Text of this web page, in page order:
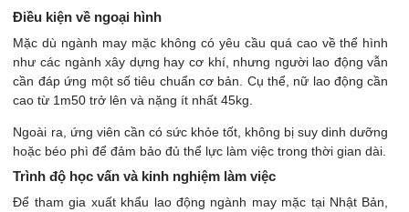
Điều kiện về ngoại hình
Mặc dù ngành may mặc không có yêu cầu quá cao về thể hình
như các ngành xây dựng hay cơ khí, nhưng người lao động vẫn
cần đáp ứng một số tiêu chuẩn cơ bản. Cụ thể, nữ lao động cần
cao từ 1m50 trở lên và nặng ít nhất 45kg.
Ngoài ra, ứng viên cần có sức khỏe tốt, không bị suy dinh dưỡng
hoặc béo phì để đảm bảo đủ thể lực làm việc trong thời gian dài.
Trình độ học vấn và kinh nghiệm làm việc
Để tham gia xuất khẩu lao động ngành may mặc tại Nhật Bản,